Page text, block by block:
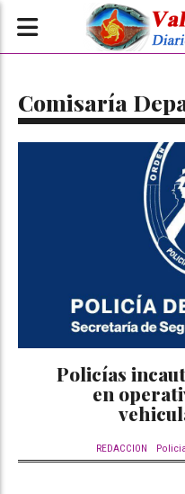
Comisaría
Policías
en
REDACCION